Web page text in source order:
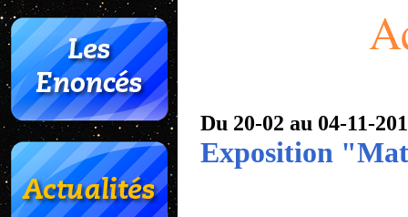
Du 20-02 au 04-11-
Exposition